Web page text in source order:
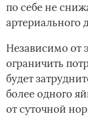
по себе не
артериального
Независимо от
ограничить
будет
более одного
от суточной